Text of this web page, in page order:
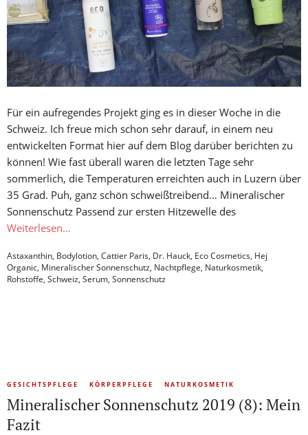
Für ein aufregendes Projekt ging es in dieser Woche in die
Schweiz. Ich freue mich schon sehr darauf, in einem neu
entwickelten Format hier auf dem Blog darüber berichten zu
können! Wie fast überall waren die letzten Tage sehr
sommerlich, die Temperaturen erreichten auch in Luzern über
35 Grad. Puh, ganz schön schweißtreibend… Mineralischer
Sonnenschutz Passend zur ersten Hitzewelle des
Weiterlesen…
Astaxanthin, Bodylotion, Cattier Paris, Dr. Hauck, Eco Cosmetics, Hej
Organic, Mineralischer Sonnenschutz, Nachtpflege, Naturkosmetik,
Rohstoffe, Schweiz, Serum, Sonnenschutz
GESICHTSPFLEGE KÖRPERPFLEGE NATURKOSMETIK
Mineralischer Sonnenschutz 2019 (8): Mein
Fazit